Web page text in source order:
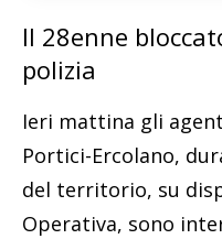
Il 28enne
polizia
Ieri mattina gli
Portici-Ercolano,
del territorio, su
Operativa, sono